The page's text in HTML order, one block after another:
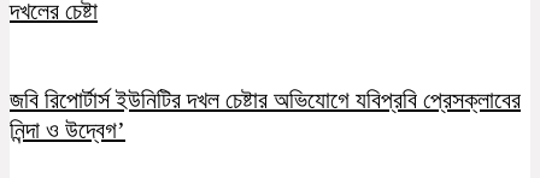
দখলের চেষ্টা
জবি রিপোর্টার্স ইউনিটির দখল চেষ্টার অভিযোগে যবিপ্রবি প্রেসক্লাবের
নিন্দা ও উদ্বেগ’